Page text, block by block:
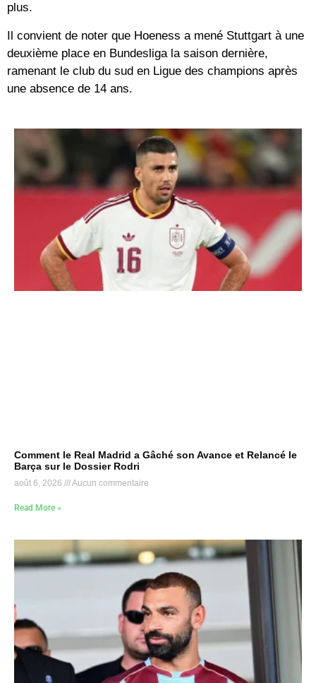
plus.
Il convient de noter que Hoeness a mené Stuttgart à une
deuxième place en Bundesliga la saison dernière,
ramenant le club du sud en Ligue des champions après
une absence de 14 ans.
Comment le Real Madrid a Gâché son Avance et Relancé le
Barça sur le Dossier Rodri
août 6, 2026 Aucun commentaire
Read More »